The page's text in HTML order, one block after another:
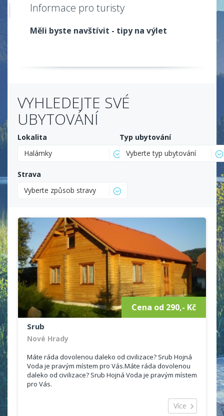
Informace pro turisty
Měli byste navštívit - tipy na výlet
VYHLEDEJTE SVÉ
UBYTOVÁNÍ
Lokalita
Halámky
Typ ubytování
Vyberte typ ubytování
Strava
Vyberte způsob stravy
Cena od 290,- Kč
Srub
Nové Hrady
Máte ráda dovolenou daleko od civilizace? Srub Hojná
Voda je pravým místem pro Vás.Máte ráda dovolenou
daleko od civilizace? Srub Hojná Voda je pravým místem
pro Vás.
Srub je vhodný pro rodinu s dětmi, či skupinu lidí.
Více